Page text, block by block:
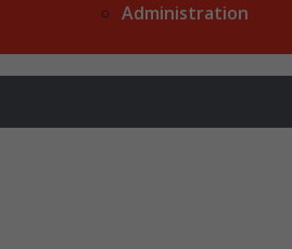
Administration